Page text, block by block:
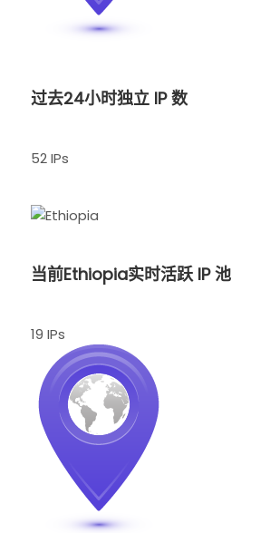
过去24小时独立 IP 数
52 IPs
当前Ethiopia实时活跃 IP 池
19 IPs